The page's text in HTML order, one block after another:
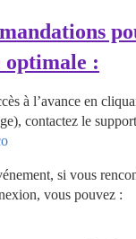
optimale :
à l’avance en
si vous
vous pouvez :